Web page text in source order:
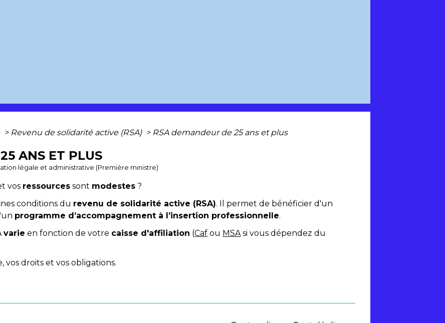
> Revenu de solidarité active (RSA) > RSA demandeur de 25 ans et plus
ANS ET PLUS
légale et administrative (Première ministre)
vos ressources sont modestes ?
conditions du revenu de solidarité active (RSA). Il permet de bénéficier d'un
programme d’accompagnement à l’insertion professionnelle.
varie en fonction de votre caisse d'affiliation (Caf ou MSAsi vous dépendez du
vos droits et vos obligations.